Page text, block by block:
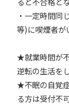
・一定時間同
等)に喫煙者が
★就業時間が
逆転の生活を
★不眠の自覚
る方は受付不